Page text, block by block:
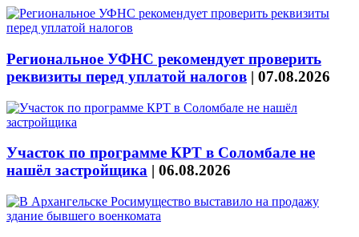
Региональное УФНС рекомендует проверить
реквизиты перед уплатой налогов | 07.08.2026
Участок по программе КРТ в Соломбале не
нашёл застройщика | 06.08.2026